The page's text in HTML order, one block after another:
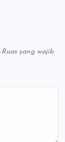
Ruas yang wajib